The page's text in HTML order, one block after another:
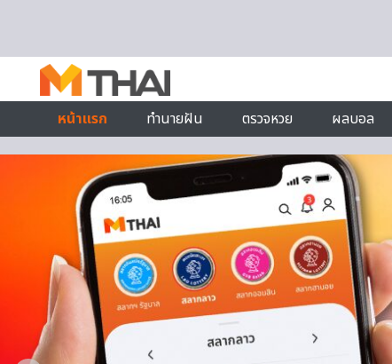
หน้าแรก
ทำนายฝัน ตรวจหวย ผลบอล